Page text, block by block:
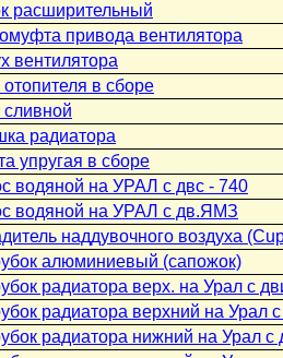
расширительный
привода вентилятора
вентилятора
отопителя в сборе
сливной
радиатора
упругая в сборе
водяной на УРАЛ с двс - 740
водяной на УРАЛ с дв.ЯМЗ
наддувочного воздуха
алюминиевый (сапожок)
радиатора верх. на Урал с
радиатора верхний на Урал
радиатора нижний на Урал с